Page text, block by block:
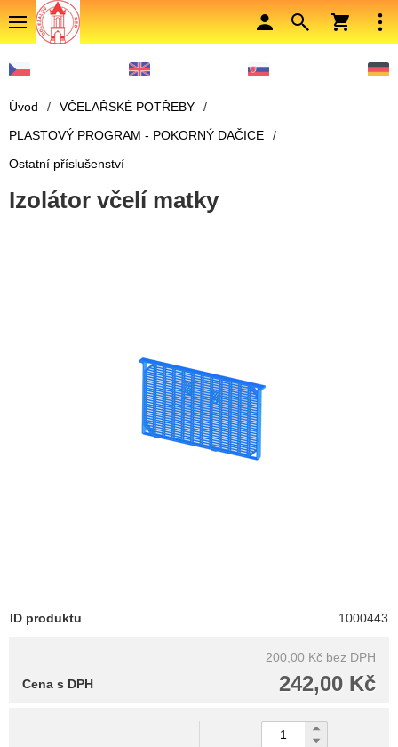
Úvod / VČELAŘSKÉ POTŘEBY
/
PLASTOVÝ PROGRAM - POKORNÝ DAČICE
/
Ostatní příslušenství
Izolátor včelí matky
ID produktu 1000443
200,00 Kč bez DPH
242,00 Kč
Cena s DPH